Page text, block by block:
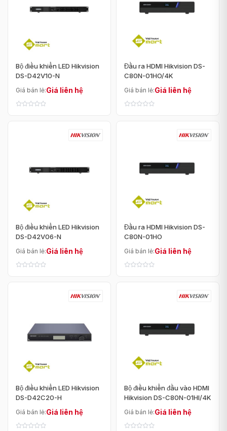
Bộ điều khiển LED Hikvision
DS-D42V10-N
Giá bán lẻ:Giá liên hệ
Đầu ra HDMI Hikvision DS-
C80N-01HO/4K
Giá bán lẻ:Giá liên hệ
Bộ điều khiển LED Hikvision
DS-D42V06-N
Giá bán lẻ:Giá liên hệ
Đầu ra HDMI Hikvision DS-
C80N-01HO
Giá bán lẻ:Giá liên hệ
Bộ điều khiển LED Hikvision
DS-D42C20-H
Giá bán lẻ:Giá liên hệ
Bộ điều khiển đầu vào HDMI
Hikvision DS-C80N-01HI/4K
Giá bán lẻ:Giá liên hệ